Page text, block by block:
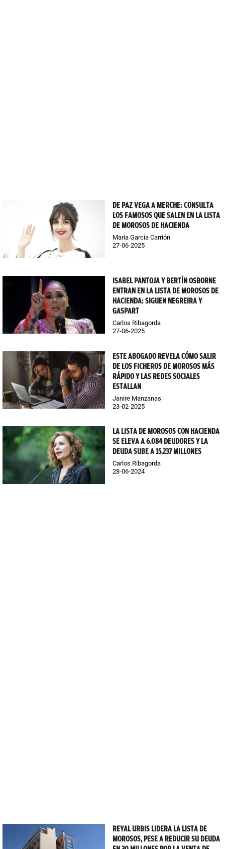
DE PAZ VEGA A MERCHE: CONSULTA
LOS FAMOSOS QUE SALEN EN LA LISTA
DE MOROSOS DE HACIENDA
María García Carrión
27-06-2025
ISABEL PANTOJA Y BERTÍN OSBORNE
ENTRAN EN LA LISTA DE MOROSOS DE
HACIENDA: SIGUEN NEGREIRA Y
GASPART
Carlos Ribagorda
27-06-2025
ESTE ABOGADO REVELA CÓMO SALIR
DE LOS FICHEROS DE MOROSOS MÁS
RÁPIDO Y LAS REDES SOCIALES
ESTALLAN
Janire Manzanas
23-02-2025
LA LISTA DE MOROSOS CON HACIENDA
SE ELEVA A 6.084 DEUDORES Y LA
DEUDA SUBE A 15.237 MILLONES
Carlos Ribagorda
28-06-2024
REYAL URBIS LIDERA LA LISTA DE
MOROSOS, PESE A REDUCIR SU DEUDA